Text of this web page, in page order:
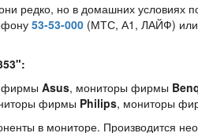
но в домашних условиях
53-53-000 (МТС, А1, ЛАЙФ) или
фирмы Asus, мониторы фирмы
фирмы Philips, мониторы
в мониторе. Производится